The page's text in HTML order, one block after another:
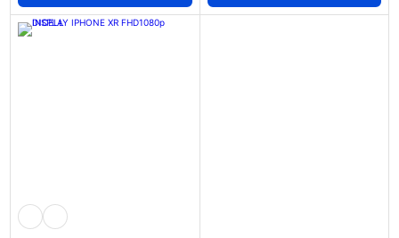
The
options
may